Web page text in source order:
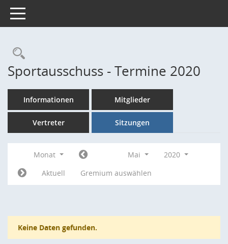
Toggle navigation
Rechercheauswahl
Sportausschuss - Termine 2020
Informationen Mitglieder
Vertreter Sitzungen
Monat Mai
2020
Aktuell
Gremium auswählen
Keine Daten gefunden.